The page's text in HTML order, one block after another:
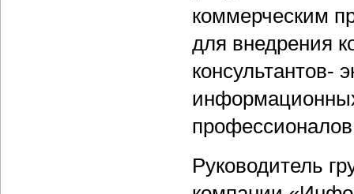
коммерческим
для внедрения
консультантов-
Руководитель